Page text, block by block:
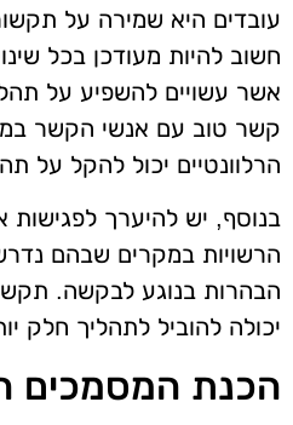
עובדים היא שמירה על
חשוב להיות מעודכן בכל
אשר עשויים להשפיע על
קשר טוב עם אנשי הקשר
הרלוונטיים יכול להקל על
בנוסף, יש להיערך לפגישות
הרשויות במקרים שבהם
הבהרות בנוגע לבקשה.
יכולה להוביל לתהליך חלק
הכנת המסמכים